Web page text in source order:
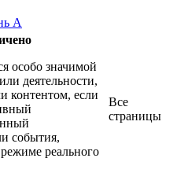
А
особо значимой
деятельности,
контентом, если
события,
реального
Все
страницы